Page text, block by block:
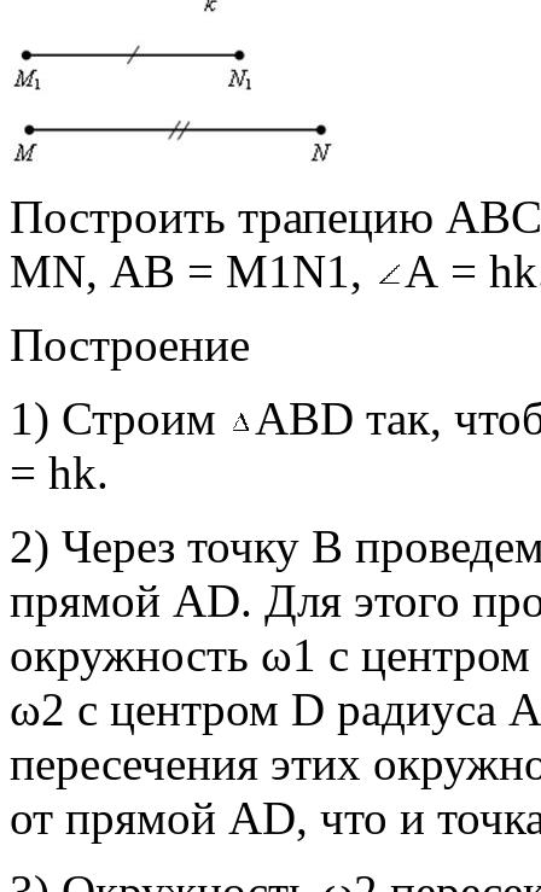
Построить трапецию
MN, АВ = М1N1,
А =
Построение
1) Строим
АВD так,
= hk.
2) Через точку В
прямой АD. Для этого
окружность ω1 с
ω2 с центром D радиуса
пересечения этих
от прямой АD, что и